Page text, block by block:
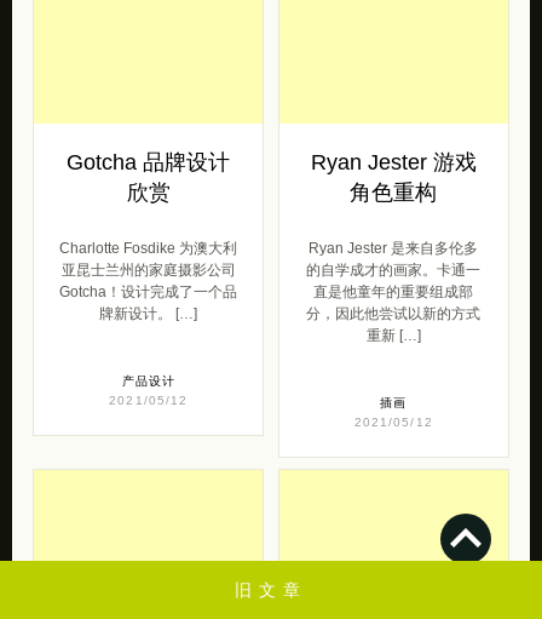
旧文章
Gotcha 品牌设计
欣赏
Charlotte Fosdike 为澳大利
亚昆士兰州的家庭摄影公司
Gotcha！设计完成了一个品
牌新设计。 […]
产品设计
2021/05/12
Ryan Jester 游戏
角色重构
Ryan Jester 是来自多伦多
的自学成才的画家。卡通一
直是他童年的重要组成部
分，因此他尝试以新的方式
重新 […]
插画
2021/05/12